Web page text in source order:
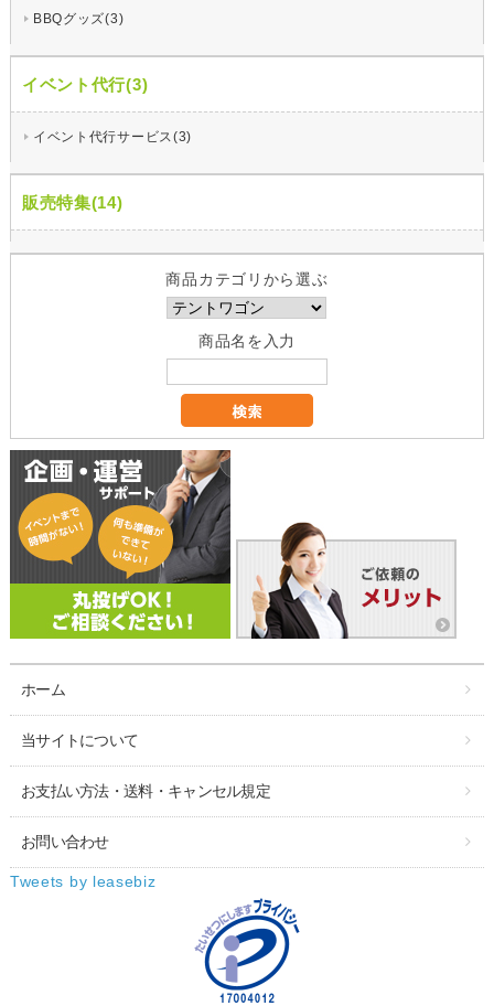
BBQグッズ(3)
イベント代行(3)
イベント代行サービス(3)
販売特集(14)
商品カテゴリから選ぶ
商品名を入力
ホーム
当サイトについて
お支払い方法・送料・キャンセル規定
お問い合わせ
Tweets by leasebiz